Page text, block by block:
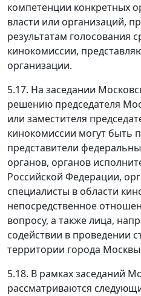
компетенции конкретных
власти или организаций,
результатам голосования
кинокомиссии,
организации.
5.17. На заседании
решению председателя
или заместителя
кинокомиссии могут быть
представители
органов, органов
Российской Федерации,
специалисты в области
непосредственное
вопросу, а также лица,
содействии в проведении
территории города
5.18. В рамках заседаний
рассматриваются